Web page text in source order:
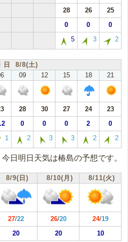
28 26
25
0 0 0
5 3 2
日 8/8(土)
09 12 15 18 21
28 30 27 24
23
0 0 0 2 0
1 2 3 3 2 2
今日明日天気は椿島の予想です。
8/9(日) 8/10(月) 8/11(火)
27/22 26/20 24/19
20 20 10